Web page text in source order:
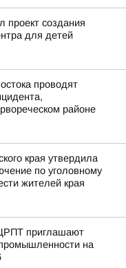
проект создания
для детей
проводят
районе
края утвердила
по уголовному
жителей края
приглашают
на